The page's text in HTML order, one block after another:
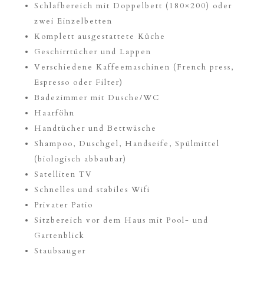
Schlafbereich mit Doppelbett (180×200) oder
zwei Einzelbetten
Komplett ausgestattete Küche
Geschirrtücher und Lappen
Verschiedene Kaffeemaschinen (French press,
Espresso oder Filter)
Badezimmer mit Dusche/WC
Haarföhn
Handtücher und Bettwäsche
Shampoo, Duschgel, Handseife, Spülmittel
(biologisch abbaubar)
Satelliten TV
Schnelles und stabiles Wifi
Privater Patio
Sitzbereich vor dem Haus mit Pool- und
Gartenblick
Staubsauger